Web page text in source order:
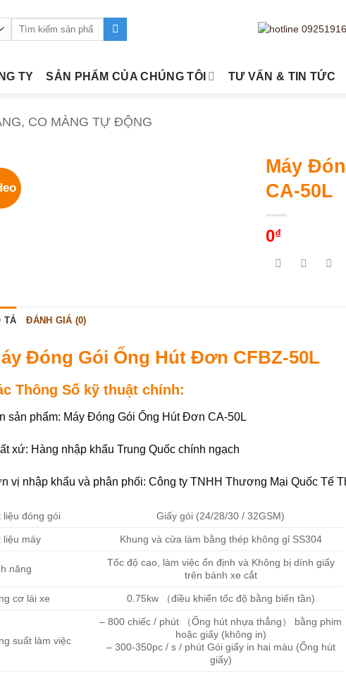
Tìm
TY SẢN PHẨM CỦA CHÚNG TÔI TƯ VẤN & TIN TỨC
CO MÀNG TỰ ĐỘNG
Máy
CA-50L
0₫
TẢ ĐÁNH GIÁ (0)
Đóng Gói Ống Hút Đơn CFBZ-50L
Thông Số kỹ thuật chính:
sản phẩm: Máy Đóng Gói Ống Hút Đơn CA-50L
xứ: Hàng nhập khẩu Trung Quốc chính ngạch
vị nhập khẩu và phân phối: Công ty TNHH Thương Mại Quốc Tế
liệu đóng gói Giấy gói (24/28/30 / 32GSM)
liệu máy Khung và cửa làm bằng thép không gỉ SS304
năng
Tốc độ cao, làm việc ổn định và Không bị dính giấy
trên bánh xe cắt
cơ lái xe 0.75kw （điều khiển tốc độ bằng biến tần)
suất làm việc
– 800 chiếc / phút （Ống hút nhựa thẳng） bằng phim
hoặc giấy (không in)
– 300-350pc / s / phút Gói giấy in hai màu (Ống hút
giấy)